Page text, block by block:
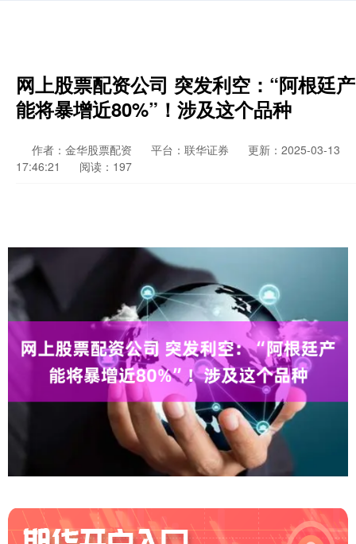
网上股票配资公司 突发利空：“阿根廷产
能将暴增近80%”！涉及这个品种
作者：金华股票配资 平台：联华证券
更新：2025-03-13
17:46:21
阅读：197